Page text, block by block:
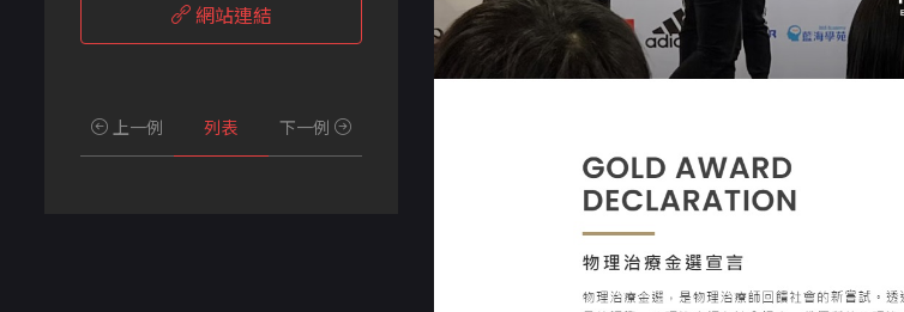
網站連結
上一例 列表 下一例